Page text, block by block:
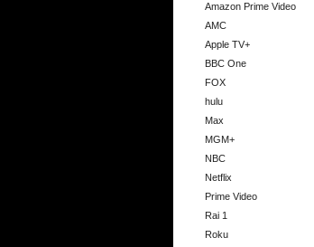
Amazon Prime Video
AMC
Apple TV+
BBC One
FOX
hulu
Max
MGM+
NBC
Netflix
Prime Video
Rai 1
Roku